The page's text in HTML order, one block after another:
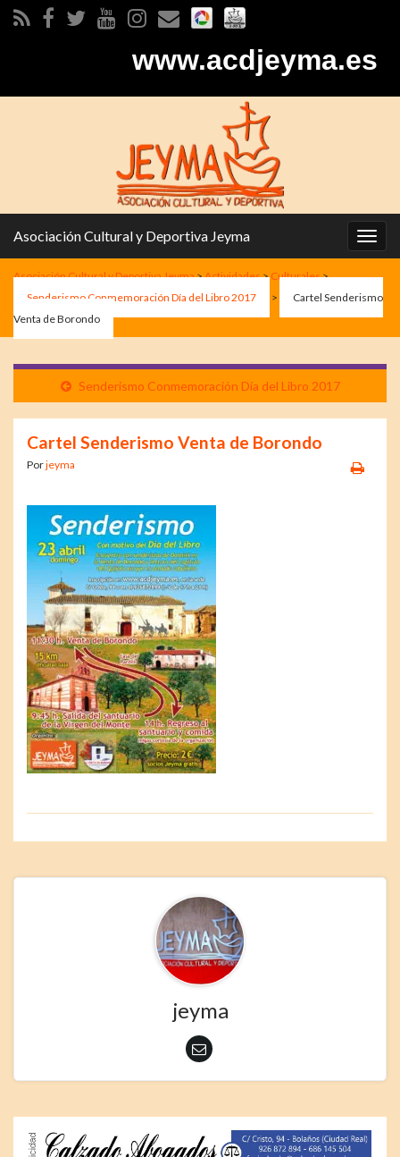
www.acdjeyma.es
la
Asociación Cultural y Deportiva Jeyma
Asociación Cultural y Deportiva Jeyma>Actividades>Culturales>
Senderismo Conmemoración Día del Libro 2017
>
Cartel Senderismo
Venta de Borondo
Senderismo Conmemoración Día del Libro 2017
Cartel Senderismo Venta de Borondo
Porjeyma
jeyma